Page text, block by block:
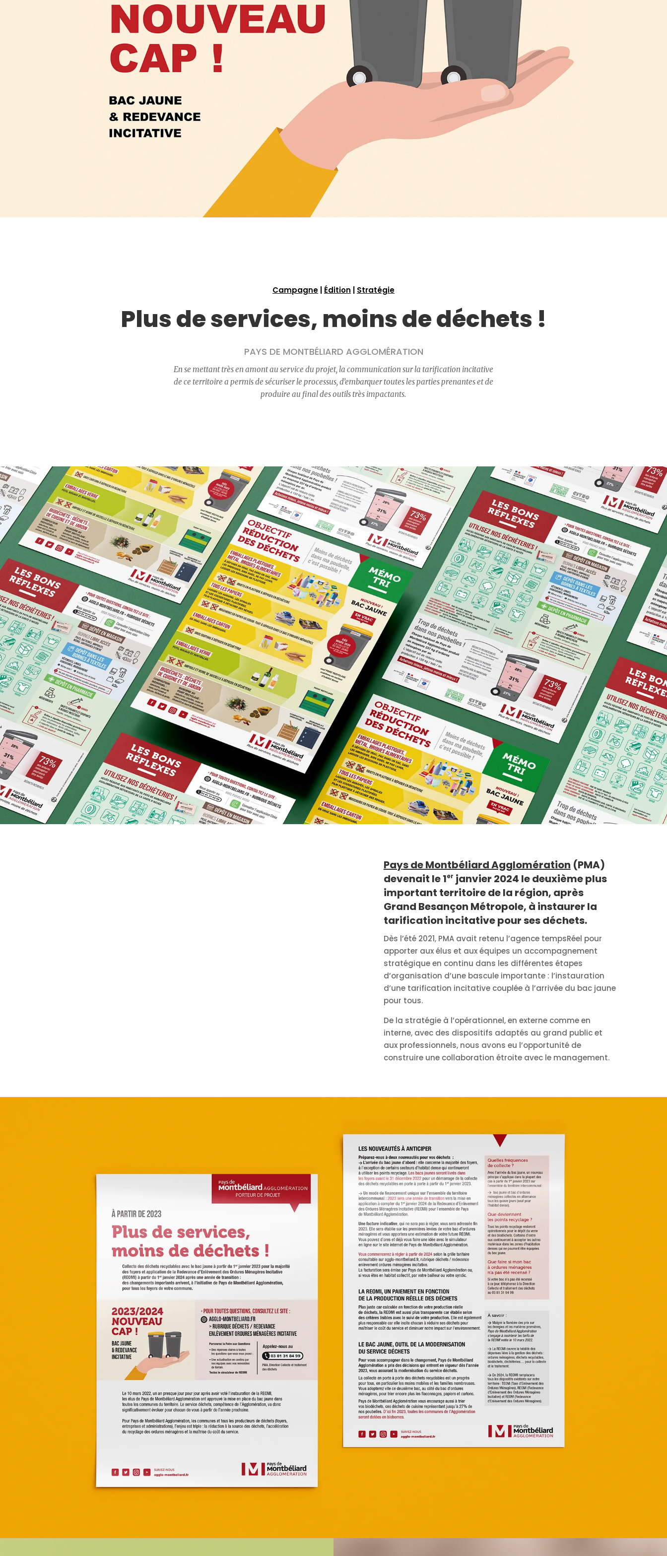
Campagne | Édition | Stratégie
Plus de services, moins de déchets !
PAYS DE MONTBÉLIARD AGGLOMÉRATION
En se mettant très en amont au service du projet, la communication sur la tarification incitative
de ce territoire a permis de sécuriser le processus, d’embarquer toutes les parties prenantes et de
produire au final des outils très impactants.
Pays de Montbéliard Agglomération (PMA)
devenait le 1er janvier 2024 le deuxième plus
important territoire de la région, après
Grand Besançon Métropole, à instaurer la
tarification incitative pour ses déchets.
Dès l’été 2021, PMA avait retenu l’agence tempsRéel pour
apporter aux élus et aux équipes un accompagnement
stratégique en continu dans les différentes étapes
d’organisation d’une bascule importante : l’instauration
d’une tarification incitative couplée à l’arrivée du bac jaune
pour tous.
De la stratégie à l’opérationnel, en externe comme en
interne, avec des dispositifs adaptés au grand public et
aux professionnels, nous avons eu l’opportunité de
construire une collaboration étroite avec le management.